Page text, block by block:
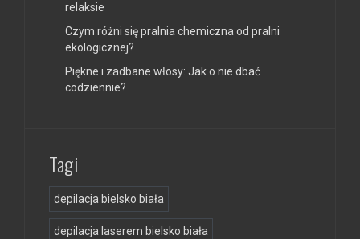
relaksie
Czym różni się pralnia chemiczna od pralni
ekologicznej?
Piękne i zadbane włosy: Jak o nie dbać
codziennie?
Tagi
depilacja bielsko biała
depilacja laserem bielsko biała